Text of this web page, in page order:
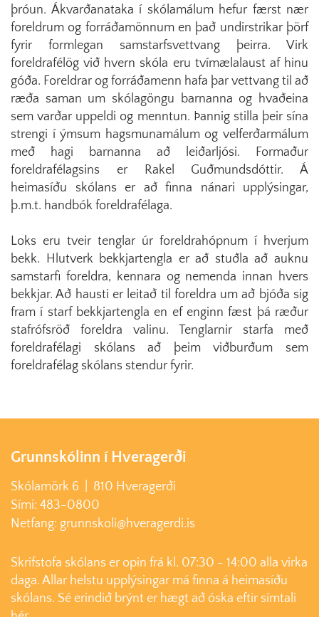
þróun. Ákvarðanataka í skólamálum hefur færst nær
foreldrum og forráðamönnum en það undirstrikar þörf
fyrir formlegan samstarfsvettvang þeirra. Virk
foreldrafélög við hvern skóla eru tvímælalaust af hinu
góða. Foreldrar og forráðamenn hafa þar vettvang til að
ræða saman um skólagöngu barnanna og hvaðeina
sem varðar uppeldi og menntun. Þannig stilla þeir sína
strengi í ýmsum hagsmunamálum og velferðarmálum
með hagi barnanna að leiðarljósi. Formaður
foreldrafélagsins er Rakel Guðmundsdóttir. Á
heimasíðu skólans er að finna nánari upplýsingar,
þ.m.t. handbók foreldrafélaga.
Loks eru tveir tenglar úr foreldrahópnum í hverjum
bekk. Hlutverk bekkjartengla er að stuðla að auknu
samstarfi foreldra, kennara og nemenda innan hvers
bekkjar. Að hausti er leitað til foreldra um að bjóða sig
fram í starf bekkjartengla en ef enginn fæst þá ræður
stafrófsröð foreldra valinu. Tenglarnir starfa með
foreldrafélagi skólans að þeim viðburðum sem
foreldrafélag skólans stendur fyrir.
Grunnskólinn í Hveragerði
Skólamörk 6 | 810 Hveragerði
Sími: 483-0800
Netfang: grunnskoli@hveragerdi.is
Skrifstofa skólans er opin frá kl. 07:30 - 14:00 alla virka
daga. Allar helstu upplýsingar má finna á heimasíðu
skólans. Sé erindið brýnt er hægt að óska eftir símtali